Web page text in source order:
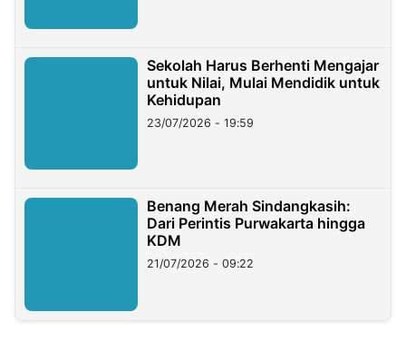
Sekolah Harus Berhenti Mengajar
untuk Nilai, Mulai Mendidik untuk
Kehidupan
23/07/2026 - 19:59
Benang Merah Sindangkasih:
Dari Perintis Purwakarta hingga
KDM
21/07/2026 - 09:22